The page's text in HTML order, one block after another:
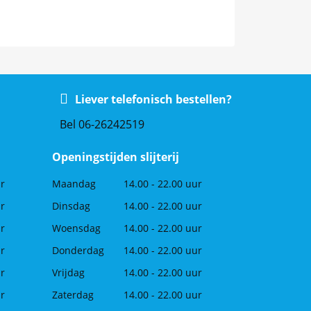
Liever telefonisch bestellen?
Bel 06-26242519
Openingstijden slijterij
Maandag
14.00 - 22.00 uur
Dinsdag
14.00 - 22.00 uur
Woensdag
14.00 - 22.00 uur
Donderdag
14.00 - 22.00 uur
Vrijdag
14.00 - 22.00 uur
Zaterdag
14.00 - 22.00 uur